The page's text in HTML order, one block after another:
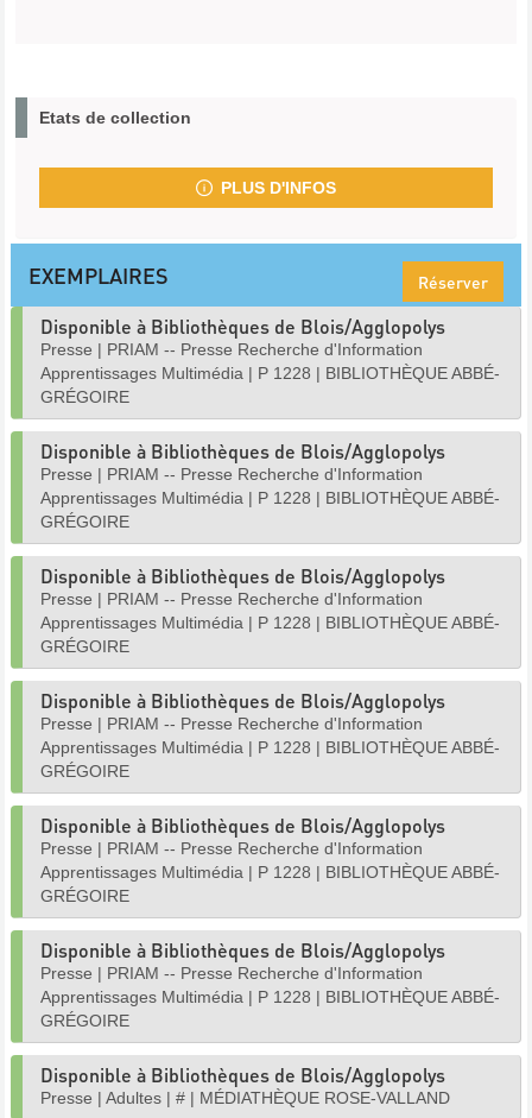
Etats de collection
PLUS D'INFOS
EXEMPLAIRES Réserver
Disponible à Bibliothèques de Blois/Agglopolys
Presse | PRIAM -- Presse Recherche d'Information
Apprentissages Multimédia | P 1228 | BIBLIOTHÈQUE ABBÉ-
GRÉGOIRE
Disponible à Bibliothèques de Blois/Agglopolys
Presse | PRIAM -- Presse Recherche d'Information
Apprentissages Multimédia | P 1228 | BIBLIOTHÈQUE ABBÉ-
GRÉGOIRE
Disponible à Bibliothèques de Blois/Agglopolys
Presse | PRIAM -- Presse Recherche d'Information
Apprentissages Multimédia | P 1228 | BIBLIOTHÈQUE ABBÉ-
GRÉGOIRE
Disponible à Bibliothèques de Blois/Agglopolys
Presse | PRIAM -- Presse Recherche d'Information
Apprentissages Multimédia | P 1228 | BIBLIOTHÈQUE ABBÉ-
GRÉGOIRE
Disponible à Bibliothèques de Blois/Agglopolys
Presse | PRIAM -- Presse Recherche d'Information
Apprentissages Multimédia | P 1228 | BIBLIOTHÈQUE ABBÉ-
GRÉGOIRE
Disponible à Bibliothèques de Blois/Agglopolys
Presse | PRIAM -- Presse Recherche d'Information
Apprentissages Multimédia | P 1228 | BIBLIOTHÈQUE ABBÉ-
GRÉGOIRE
Disponible à Bibliothèques de Blois/Agglopolys
Presse | Adultes | # | MÉDIATHÈQUE ROSE-VALLAND